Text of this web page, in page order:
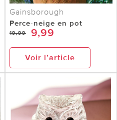
Gainsborough
Perce-neige en pot
19,99 9,99
Voir l’article